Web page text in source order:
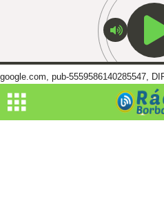
google.com, pub-5559586140285547,